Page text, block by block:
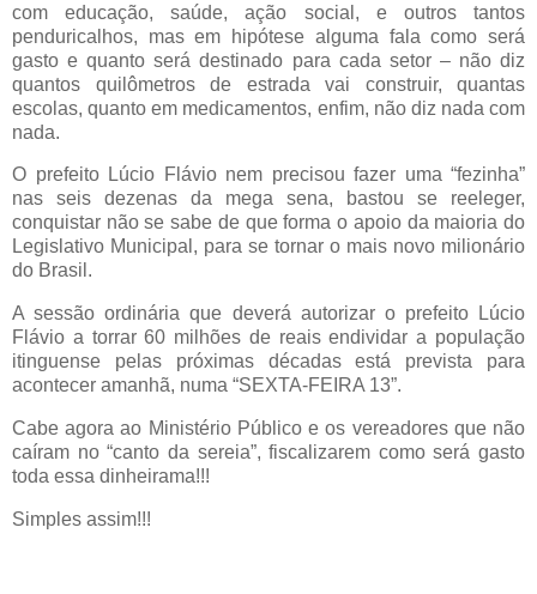
com educação, saúde, ação social, e outros tantos
penduricalhos, mas em hipótese alguma fala como será
gasto e quanto será destinado para cada setor – não diz
quantos quilômetros de estrada vai construir, quantas
escolas, quanto em medicamentos, enfim, não diz nada com
nada.
O prefeito Lúcio Flávio nem precisou fazer uma “fezinha”
nas seis dezenas da mega sena, bastou se reeleger,
conquistar não se sabe de que forma o apoio da maioria do
Legislativo Municipal, para se tornar o mais novo milionário
do Brasil.
A sessão ordinária que deverá autorizar o prefeito Lúcio
Flávio a torrar 60 milhões de reais endividar a população
itinguense pelas próximas décadas está prevista para
acontecer amanhã, numa “SEXTA-FEIRA 13”.
Cabe agora ao Ministério Público e os vereadores que não
caíram no “canto da sereia”, fiscalizarem como será gasto
toda essa dinheirama!!!
Simples assim!!!